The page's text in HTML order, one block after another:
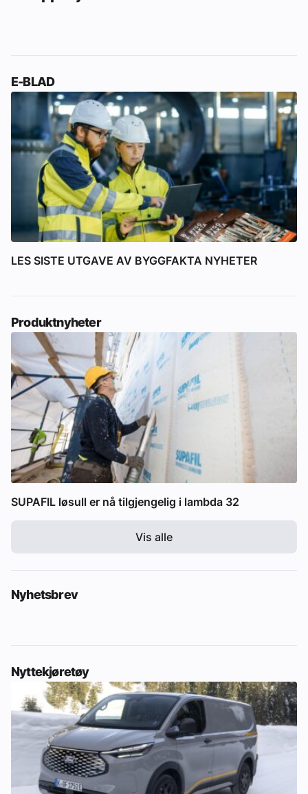
E-BLAD
LES SISTE UTGAVE AV BYGGFAKTA NYHETER
Produktnyheter
SUPAFIL løsull er nå tilgjengelig i lambda 32
Vis alle
Nyhetsbrev
Nyttekjøretøy